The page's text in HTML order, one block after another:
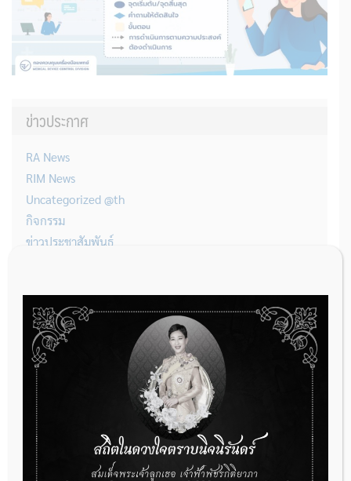
ข่าวประกาศ
RA News
RIM News
Uncategorized @th
กิจกรรม
ข่าวประชาสัมพันธ์
THAIMED นำส่งรายการใหม่ของกรมบัญชีกลาง สำหรับการต่อรอง
ราคารายการอวัยวะเทียมและอุปกรณ์ในการบำบัดรักษาโรค จำนวน 25
รายการ
31 กรกฎาคม 2026